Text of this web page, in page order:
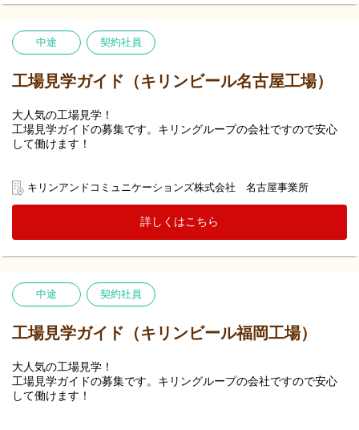
ただし、ご本人の適性や状況によりテイスティング業務、ショッ
能性があります。
中途 契約社員
工場見学ガイド（キリンビール名古屋工場）
大人気の工場見学！
工場見学ガイドの募集です。キリングループの会社ですので安心
して働けます！
程等をご覧になっていただくとともに、出来たてのビール等をご
試飲いただく「工場見学」ツアーの案内役として、キリングルー
プの魅力をお客様にお伝えしていただきます。
キリンアンドコミュニケーションズ株式会社 名古屋事業所
詳しくはこちら
中途 契約社員
工場見学ガイド（キリンビール福岡工場）
大人気の工場見学！
工場見学ガイドの募集です。キリングループの会社ですので安心
して働けます！